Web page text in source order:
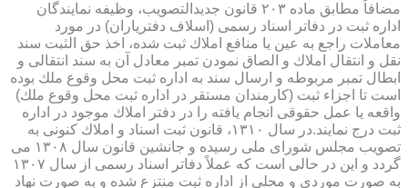
مضافاً مطابق ماده ۲۰۳ قانون جدیدالتصویب، وظیفه نمایندگان
اداره ثبت در دفاتر اسناد رسمی (اسلاف دفتریاران) در مورد
معاملات راجع به عین یا منافع املاك ثبت شده، اخذ حق الثبت سند
نقل و انتقال املاك و الصاق نمودن تمبر معادل آن به سند انتقالی و
ابطال تمبر مربوطه و ارسال سند به اداره ثبت محل وقوع ملك بوده
است تا اجزاء ثبت (كارمندان مستقر در اداره ثبت محل وقوع ملك)
واقعه یا عمل حقوقی انجام یافته را در دفتر املاك موجود در اداره
ثبت درج نمایند.در سال ۱۳۱۰، قانون ثبت اسناد و املاك كنونی به
تصویب مجلس شورای ملی رسیده و جانشین قانون سال ۱۳۰۸ می
گردد و این در حالی است كه عملاً دفاتر اسناد رسمی از سال ۱۳۰۷
به صورت موردی و محلی از اداره ثبت منتزع شده و به صورت نهاد